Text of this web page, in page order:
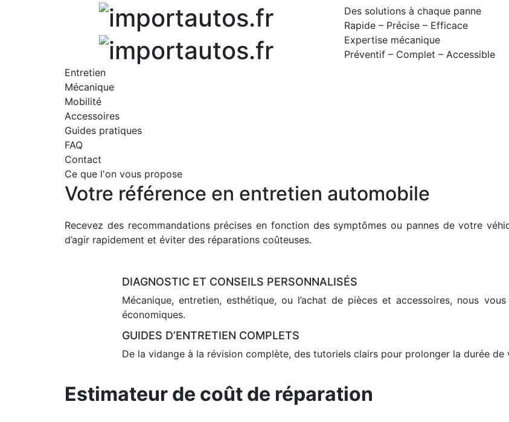
Des solutions à chaque panne
Rapide – Précise – Efficace
Expertise mécanique
Préventif – Complet – Accessible
Entretien
Mécanique
Mobilité
Accessoires
Guides pratiques
FAQ
Contact
Ce que l'on vous propose
Votre référence en entretien automobile
Recevez des recommandations précises en fonction des symptômes ou pannes de votre
d’agir rapidement et éviter des réparations coûteuses.
DIAGNOSTIC ET CONSEILS PERSONNALISÉS
Mécanique, entretien, esthétique, ou l’achat de pièces et accessoires, nous
économiques.
GUIDES D’ENTRETIEN COMPLETS
De la vidange à la révision complète, des tutoriels clairs pour prolonger la durée
Estimateur de coût de réparation